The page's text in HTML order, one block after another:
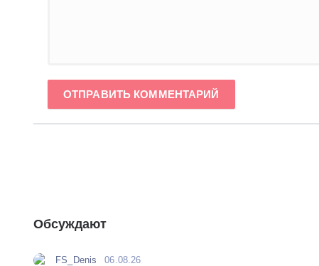
ОТПРАВИТЬ КОММЕНТАРИЙ
Обсуждают
FS_Denis 06.08.26